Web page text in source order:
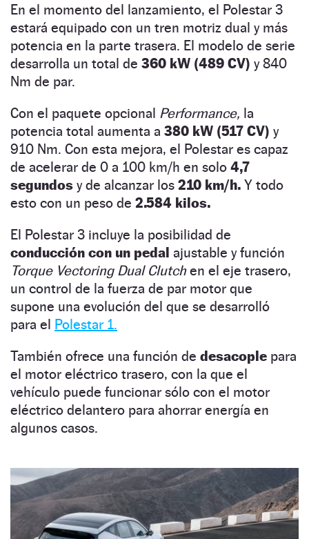
En el momento del lanzamiento, el Polestar 3
estará equipado con un tren motriz dual y más
potencia en la parte trasera. El modelo de serie
desarrolla un total de 360 kW (489 CV) y 840
Nm de par.
Con el paquete opcional Performance, la
potencia total aumenta a 380 kW (517 CV) y
910 Nm. Con esta mejora, el Polestar es capaz
de acelerar de 0 a 100 km/h en solo 4,7
segundos y de alcanzar los 210 km/h. Y todo
esto con un peso de 2.584 kilos.
El Polestar 3 incluye la posibilidad de
conducción con un pedal ajustable y función
Torque Vectoring Dual Clutchen el eje trasero,
un control de la fuerza de par motor que
supone una evolución del que se desarrolló
para el Polestar 1.
También ofrece una función de desacople para
el motor eléctrico trasero, con la que el
vehículo puede funcionar sólo con el motor
eléctrico delantero para ahorrar energía en
algunos casos.